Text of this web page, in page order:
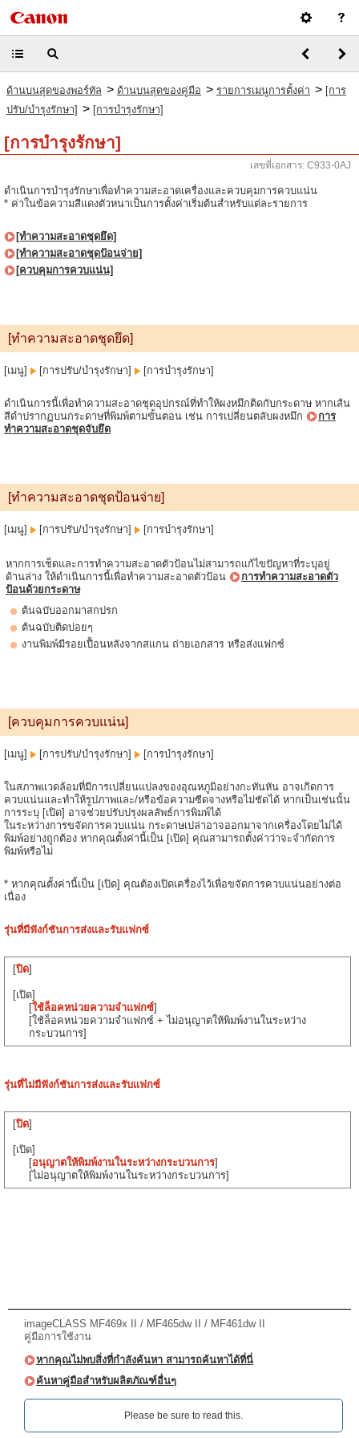
ด้านบนสุดของพอร์ทัล > ด้านบนสุดของคู่มือ > รายการเมนูการตั้งค่า > [การ
ปรับ/บำรุงรักษา] > [การบำรุงรักษา]
[การบำรุงรักษา]
เลขที่เอกสาร: C933-0AJ
ดำเนินการบำรุงรักษาเพื่อทำความสะอาดเครื่องและควบคุมการควบแน่น
* ค่าในข้อความสีแดงตัวหนาเป็นการตั้งค่าเริ่มต้นสำหรับแต่ละรายการ
[ทำความสะอาดชุดยึด]
[ทำความสะอาดชุดป้อนจ่าย]
[ควบคุมการควบแน่น]
[ทำความสะอาดชุดยึด]
[เมนู] [การปรับ/บำรุงรักษา] [การบำรุงรักษา]
ดำเนินการนี้เพื่อทำความสะอาดชุดอุปกรณ์ที่ทำให้ผงหมึกติดกับกระดาษ หากเส้น
สีดำปรากฏบนกระดาษที่พิมพ์ตามขั้นตอน เช่น การเปลี่ยนตลับผงหมึก
การ
ทำความสะอาดชุดจับยึด
[ทำความสะอาดชุดป้อนจ่าย]
[เมนู] [การปรับ/บำรุงรักษา] [การบำรุงรักษา]
หากการเช็ดและการทำความสะอาดตัวป้อนไม่สามารถแก้ไขปัญหาที่ระบุอยู่
ด้านล่าง ให้ดำเนินการนี้เพื่อทำความสะอาดตัวป้อน
การทำความสะอาดตัว
ป้อนด้วยกระดาษ
ต้นฉบับออกมาสกปรก
ต้นฉบับติดบ่อยๆ
งานพิมพ์มีรอยเปื้อนหลังจากสแกน ถ่ายเอกสาร หรือส่งแฟกซ์
[ควบคุมการควบแน่น]
[เมนู] [การปรับ/บำรุงรักษา] [การบำรุงรักษา]
ในสภาพแวดล้อมที่มีการเปลี่ยนแปลงของอุณหภูมิอย่างกะทันหัน อาจเกิดการ
ควบแน่นและทำให้รูปภาพและ/หรือข้อความซีดจางหรือไม่ชัดได้ หากเป็นเช่นนั้น
การระบุ [เปิด] อาจช่วยปรับปรุงผลลัพธ์การพิมพ์ได้
ในระหว่างการขจัดการควบแน่น กระดาษเปล่าอาจออกมาจากเครื่องโดยไม่ได้
พิมพ์อย่างถูกต้อง หากคุณตั้งค่านี้เป็น [เปิด] คุณสามารถตั้งค่าว่าจะจำกัดการ
พิมพ์หรือไม่
* หากคุณตั้งค่านี้เป็น [เปิด] คุณต้องเปิดเครื่องไว้เพื่อขจัดการควบแน่นอย่างต่อ
เนื่อง
รุ่นที่มีฟังก์ชันการส่งและรับแฟกซ์
[ปิด]
[เปิด]
[ใช้ล็อคหน่วยความจำแฟกซ์]
[ใช้ล็อคหน่วยความจำแฟกซ์ + ไม่อนุญาตให้พิมพ์งานในระหว่าง
กระบวนการ]
รุ่นที่ไม่มีฟังก์ชันการส่งและรับแฟกซ์
[ปิด]
[เปิด]
[อนุญาตให้พิมพ์งานในระหว่างกระบวนการ]
[ไม่อนุญาตให้พิมพ์งานในระหว่างกระบวนการ]
imageCLASS MF469x II / MF465dw II / MF461dw II
คู่มือการใช้งาน
หากคุณไม่พบสิ่งที่กำลังค้นหา สามารถค้นหาได้ที่นี่
ค้นหาคู่มือสำหรับผลิตภัณฑ์อื่นๆ
Please be sure to read this.‎